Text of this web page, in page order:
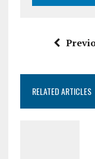
RELATED ARTICLES